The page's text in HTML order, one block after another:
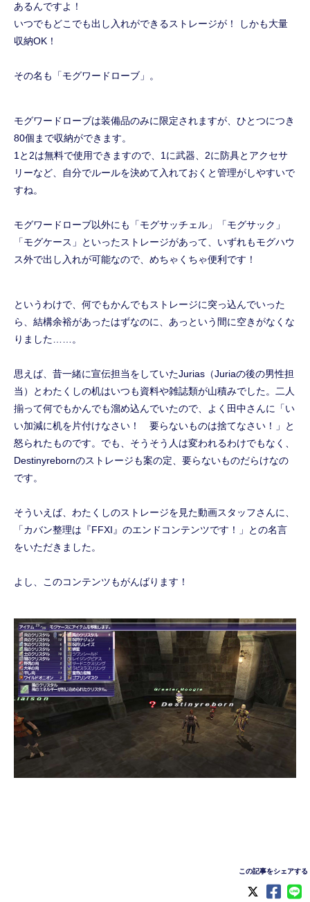
あるんですよ！
いつでもどこでも出し入れができるストレージが！ しかも大量
収納OK！
その名も「モグワードローブ」。
モグワードローブは装備品のみに限定されますが、ひとつにつき
80個まで収納ができます。
1と2は無料で使用できますので、1に武器、2に防具とアクセサ
リーなど、自分でルールを決めて入れておくと管理がしやすいで
すね。
モグワードローブ以外にも「モグサッチェル」「モグサック」
「モグケース」といったストレージがあって、いずれもモグハウ
ス外で出し入れが可能なので、めちゃくちゃ便利です！
というわけで、何でもかんでもストレージに突っ込んでいった
ら、結構余裕があったはずなのに、あっという間に空きがなくな
りました……。
思えば、昔一緒に宣伝担当をしていたJurias（Juriaの後の男性担
当）とわたくしの机はいつも資料や雑誌類が山積みでした。二人
揃って何でもかんでも溜め込んでいたので、よく田中さんに「い
い加減に机を片付けなさい！ 要らないものは捨てなさい！」と
怒られたものです。でも、そうそう人は変われるわけでもなく、
Destinyrebornのストレージも案の定、要らないものだらけなの
です。
そういえば、わたくしのストレージを見た動画スタッフさんに、
「カバン整理は『FFXI』のエンドコンテンツです！」との名言
をいただきました。
よし、このコンテンツもがんばります！
この記事をシェアする